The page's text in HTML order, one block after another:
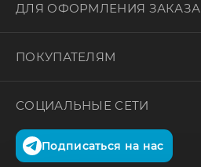
ДЛЯ ОФОРМЛЕНИЯ ЗАКАЗА
ПОКУПАТЕЛЯМ
СОЦИАЛЬНЫЕ СЕТИ
Подписаться на нас